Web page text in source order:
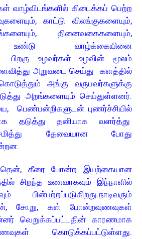
கிடைக்கப் பெற்ற
காட்டு விலங்குகளையும்,
தினைவகைகளையும்,
உண்டு வாழ்க்கையினை
பிறகு உழவர்கள் உழவின் மூலம்
அறுவடை செய்து களத்தில்
கொடுத்தும் அங்கு வருபவர்களுக்கு
அறங்களையும் செய்துள்ளனர்.
பெண்பன்றிகளுடன் புணர்ச்சியில்
தடுத்து தனியாக வளர்த்து
தேவையான போது
கீரை போன்ற இயற்கையான
சிறந்த உணவாகவும் இந்நாளில்
நாடிவரும்
சோறு, கள் போன்றவுணவுகள்
வெறுக்கப்பட்டதின் காரணமாக
கொடுக்கப்பட்டுள்ளது.